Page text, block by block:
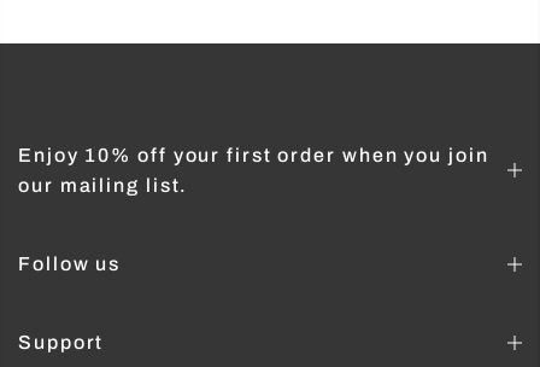
Enjoy 10% off your first order when you join
our mailing list.
Follow us
Support